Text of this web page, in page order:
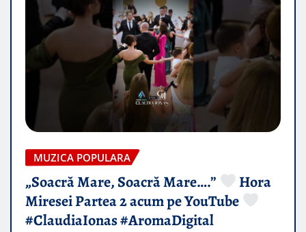
MUZICA POPULARA
„Soacră Mare, Soacră Mare….”
Hora
Miresei Partea 2 acum pe YouTube
#ClaudiaIonas #AromaDigital